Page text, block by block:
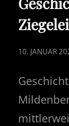
POSTED
10. JANUAR